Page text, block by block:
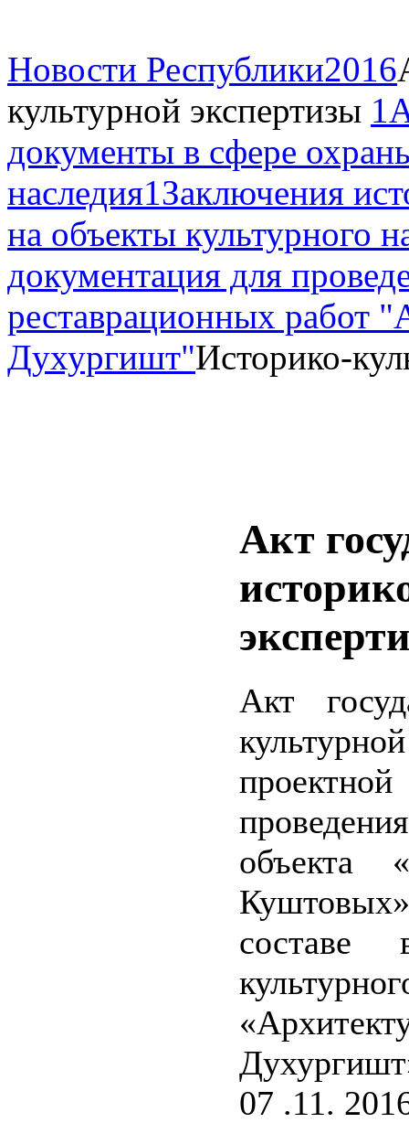
Новости Республики2016
культурной экспертизы
документы в сфере
наследия1Заключения
на объекты культурного
документация для
реставрационных работ
Духургишт"Историко-
Акт
Акт
объекта
составе
07 .11.